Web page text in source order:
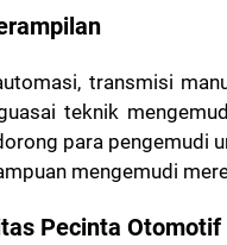
transmisi
teknik
para pengemudi
mengemudi
Pecinta Otomotif